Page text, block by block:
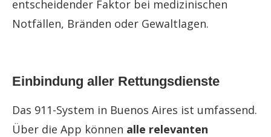
entscheidender Faktor bei medizinischen
Notfällen, Bränden oder Gewaltlagen.
Einbindung aller Rettungsdienste
Das 911-System in Buenos Aires ist umfassend.
Über die App können alle relevanten